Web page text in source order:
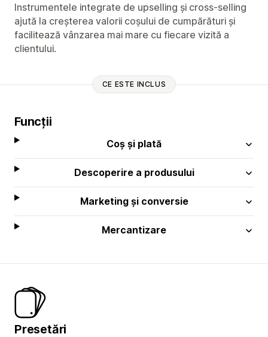
Instrumentele integrate de upselling și cross-selling
ajută la creșterea valorii coșului de cumpărături și
facilitează vânzarea mai mare cu fiecare vizită a
clientului.
CE ESTE INCLUS
Funcții
Coș și plată
Descoperire a produsului
Marketing și conversie
Mercantizare
Presetări